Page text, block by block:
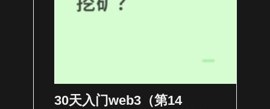
30天入门web3（第14